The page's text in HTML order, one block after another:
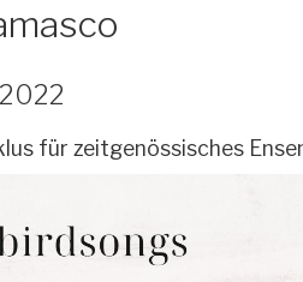
für zeitgenössisches